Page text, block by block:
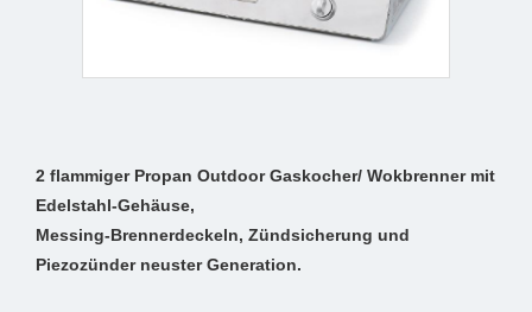
2 flammiger Propan Outdoor Gaskocher/ Wokbrenner mit
Edelstahl-Gehäuse,
Messing-Brennerdeckeln, Zündsicherung und
Piezozünder neuster Generation.